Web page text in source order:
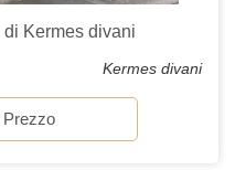
Kermes divani
Kermes divani
Prezzo